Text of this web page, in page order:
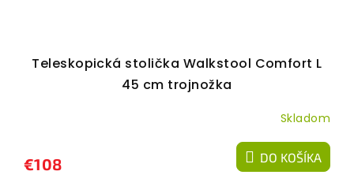
Teleskopická stolička Walkstool Comfort L
45 cm trojnožka
Skladom
€108 DO KOŠÍKA